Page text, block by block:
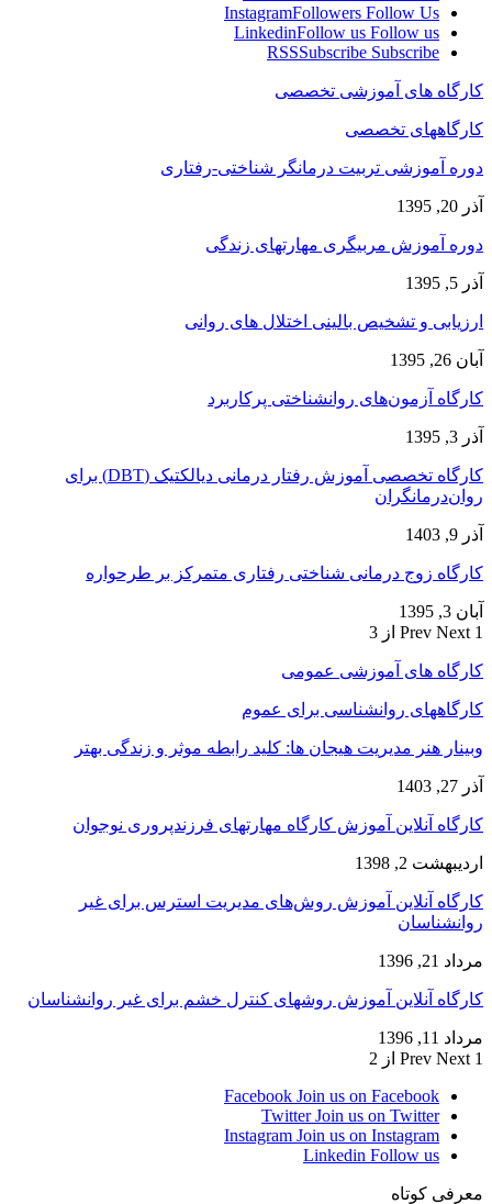
InstagramFollowers Follow Us
LinkedinFollow us Follow us
RSSSubscribe Subscribe
کارگاه های آموزشی تخصصی
کارگاههای تخصصی
دوره آموزشی تربیت درمانگر شناختی-رفتاری
آذر 20, 1395
دوره آموزش مربیگری مهارتهای زندگی
آذر 5, 1395
ارزیابی و تشخیص بالینی اختلال های روانی
آبان 26, 1395
کارگاه آزمون‌های روانشناختی پرکاربرد
آذر 3, 1395
کارگاه تخصصی آموزش رفتار درمانی دیالکتیک (DBT) برای
روان‌درمانگران
آذر 9, 1403
کارگاه زوج‌ درمانی شناختی رفتاری متمرکز بر طرحواره
آبان 3, 1395
Prev Next 1 از 3
کارگاه های آموزشی عمومی
کارگاههای روانشناسی برای عموم
وبینار هنر مدیریت هیجان ها: کلید رابطه موثر و زندگی بهتر
آذر 27, 1403
کارگاه آنلاین آموزش کارگاه مهارتهای فرزندپروری نوجوان
اردیبهشت 2, 1398
کارگاه آنلاین آموزش روش‌های مدیریت استرس برای غیر
روانشناسان
مرداد 21, 1396
کارگاه آنلاین آموزش روشهای کنترل خشم برای غیر روانشناسان
مرداد 11, 1396
Prev Next 1 از 2
Facebook Join us on Facebook
Twitter Join us on Twitter
Instagram Join us on Instagram
Linkedin Follow us
معرفی کوتاه